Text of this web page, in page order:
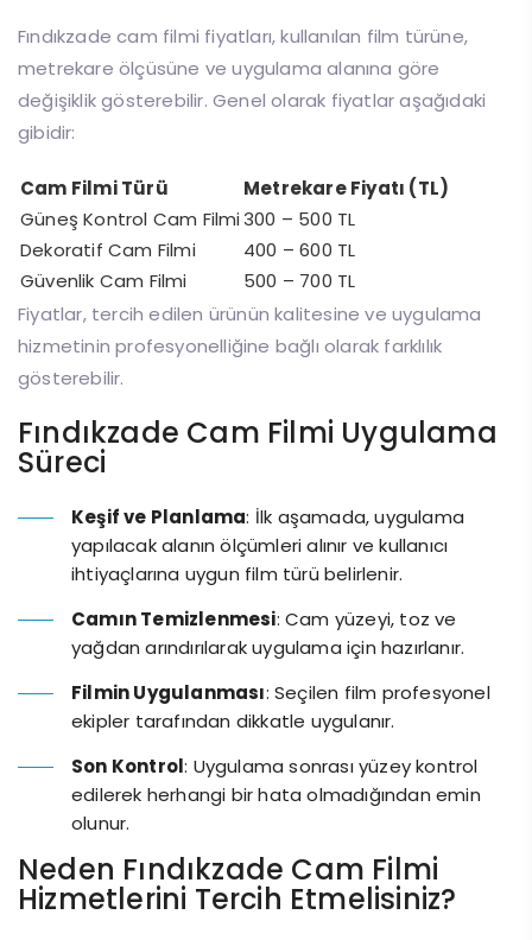
Fındıkzade cam filmi fiyatları, kullanılan film türüne,
metrekare ölçüsüne ve uygulama alanına göre
değişiklik gösterebilir. Genel olarak fiyatlar aşağıdaki
gibidir:
Cam Filmi Türü
Metrekare Fiyatı (TL)
Güneş Kontrol Cam Filmi300 – 500 TL
Dekoratif Cam Filmi
400 – 600 TL
Güvenlik Cam Filmi
500 – 700 TL
Fiyatlar, tercih edilen ürünün kalitesine ve uygulama
hizmetinin profesyonelliğine bağlı olarak farklılık
gösterebilir.
Fındıkzade Cam Filmi Uygulama
Süreci
Keşif ve Planlama: İlk aşamada, uygulama
yapılacak alanın ölçümleri alınır ve kullanıcı
ihtiyaçlarına uygun film türü belirlenir.
Camın Temizlenmesi: Cam yüzeyi, toz ve
yağdan arındırılarak uygulama için hazırlanır.
Filmin Uygulanması: Seçilen film profesyonel
ekipler tarafından dikkatle uygulanır.
Son Kontrol: Uygulama sonrası yüzey kontrol
edilerek herhangi bir hata olmadığından emin
olunur.
Neden Fındıkzade Cam Filmi
Hizmetlerini Tercih Etmelisiniz?